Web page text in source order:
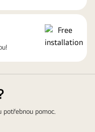
potřebnou pomoc.